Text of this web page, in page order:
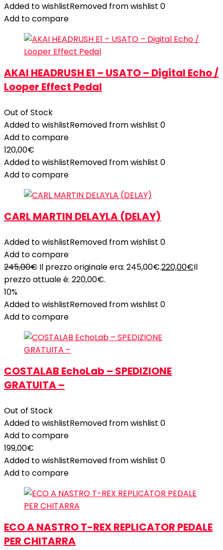
Added to wishlistRemoved from wishlist 0
Add to compare
AKAI HEADRUSH E1 – USATO – Digital Echo /
Looper Effect Pedal
Out of Stock
Added to wishlistRemoved from wishlist 0
Add to compare
120,00€
Added to wishlistRemoved from wishlist 0
Add to compare
CARL MARTIN DELAYLA (DELAY)
Added to wishlistRemoved from wishlist 0
Add to compare
245,00€ Il prezzo originale era: 245,00€.220,00€Il
prezzo attuale è: 220,00€.
10%
Added to wishlistRemoved from wishlist 0
Add to compare
COSTALAB EchoLab – SPEDIZIONE
GRATUITA –
Out of Stock
Added to wishlistRemoved from wishlist 0
Add to compare
199,00€
Added to wishlistRemoved from wishlist 0
Add to compare
ECO A NASTRO T-REX REPLICATOR PEDALE
PER CHITARRA